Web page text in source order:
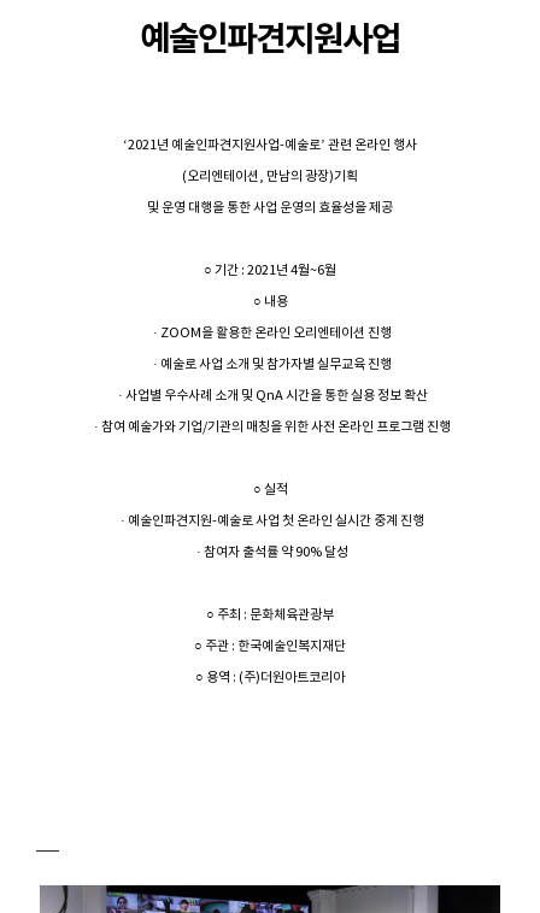
예술인파견지원사업
‘2021년 예술인파견지원사업-예술로’ 관련 온라인 행사
(오리엔테이션, 만남의 광장)기획
및 운영 대행을 통한 사업 운영의 효율성을 제공
○ 기간 : 2021년 4월~6월
○ 내용
· ZOOM을 활용한 온라인 오리엔테이션 진행
· 예술로 사업 소개 및 참가자별 실무교육 진행
· 사업별 우수사례 소개 및 QnA 시간을 통한 실용 정보 확산
· 참여 예술가와 기업/기관의 매칭을 위한 사전 온라인 프로그램 진행
○ 실적
· 예술인파견지원-예술로 사업 첫 온라인 실시간 중계 진행
· 참여자 출석률 약 90% 달성
○ 주최 : 문화체육관광부
○ 주관 : 한국예술인복지재단
○ 용역 : (주)더원아트코리아